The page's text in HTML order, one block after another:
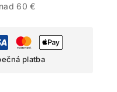
60 €
platba